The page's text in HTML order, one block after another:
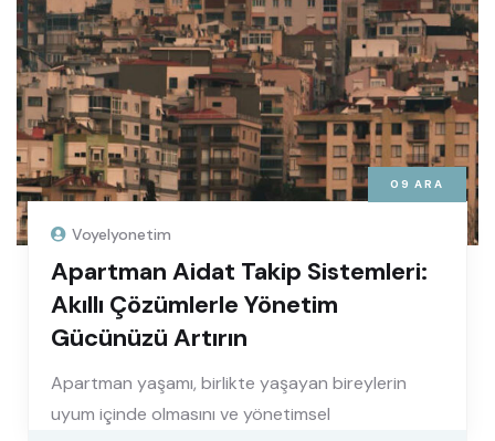
09 ARA
Voyelyonetim
Apartman Aidat Takip Sistemleri:
Akıllı Çözümlerle Yönetim
Gücünüzü Artırın
Apartman yaşamı, birlikte yaşayan bireylerin
uyum içinde olmasını ve yönetimsel